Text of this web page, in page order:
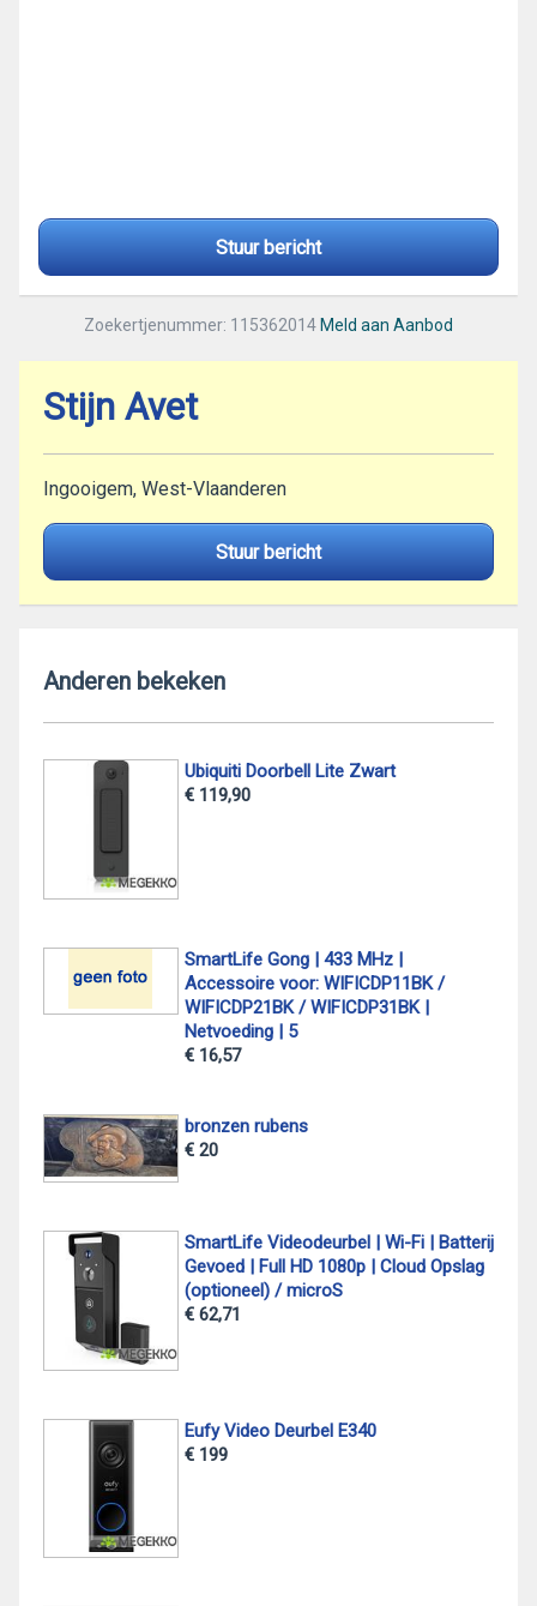
Stuur bericht
Zoekertjenummer: 115362014 Meld aan Aanbod
Stijn Avet
Ingooigem, West-Vlaanderen
Stuur bericht
Anderen bekeken
Ubiquiti Doorbell Lite Zwart
€ 119,90
SmartLife Gong | 433 MHz |
Accessoire voor: WIFICDP11BK /
WIFICDP21BK / WIFICDP31BK |
Netvoeding | 5
€ 16,57
bronzen rubens
€ 20
SmartLife Videodeurbel | Wi-Fi | Batterij
Gevoed | Full HD 1080p | Cloud Opslag
(optioneel) / microS
€ 62,71
Eufy Video Deurbel E340
€ 199